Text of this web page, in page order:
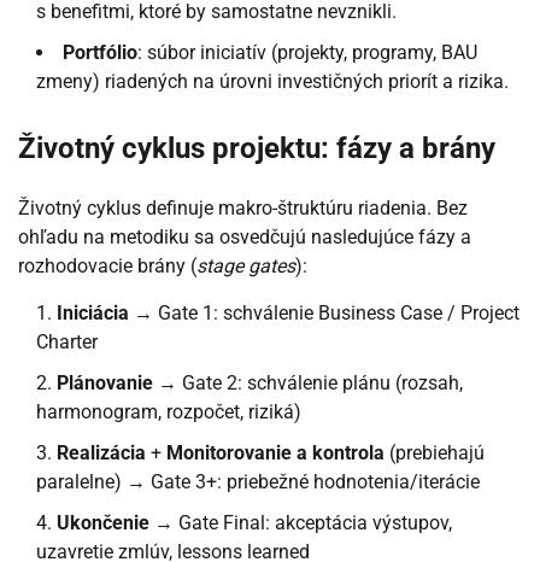
s benefitmi, ktoré by samostatne nevznikli.
Portfólio: súbor iniciatív (projekty, programy, BAU
zmeny) riadených na úrovni investičných priorít a rizika.
Životný cyklus projektu: fázy a brány
Životný cyklus definuje makro-štruktúru riadenia. Bez
ohľadu na metodiku sa osvedčujú nasledujúce fázy a
rozhodovacie brány (stage gates):
Iniciácia → Gate 1: schválenie Business Case / Project
Charter
Plánovanie → Gate 2: schválenie plánu (rozsah,
harmonogram, rozpočet, riziká)
Realizácia + Monitorovanie a kontrola (prebiehajú
paralelne) → Gate 3+: priebežné hodnotenia/iterácie
Ukončenie → Gate Final: akceptácia výstupov,
uzavretie zmlúv, lessons learned